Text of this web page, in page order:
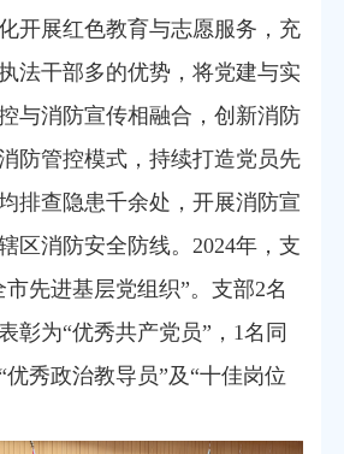
开展红色教育与志愿服务，充
法干部多的优势，将党建与实
与消防宣传相融合，创新消防
防管控模式，持续打造党员先
排查隐患千余处，开展消防宣
区消防安全防线。2024年，支
先进基层党组织”。支部2名
彰为“优秀共产党员”，1名同
秀政治教导员”及“十佳岗位